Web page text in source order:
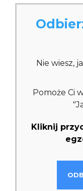
Nie wiesz,
Pomoże Ci
Kliknij